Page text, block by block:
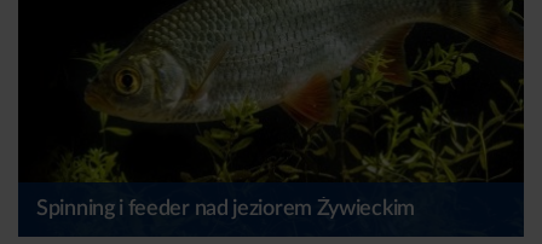
Spinning i feeder nad jeziorem Żywieckim